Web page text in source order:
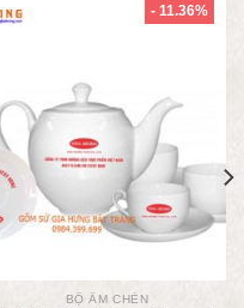
- 11.36%
BỘ ẤM CHÉN